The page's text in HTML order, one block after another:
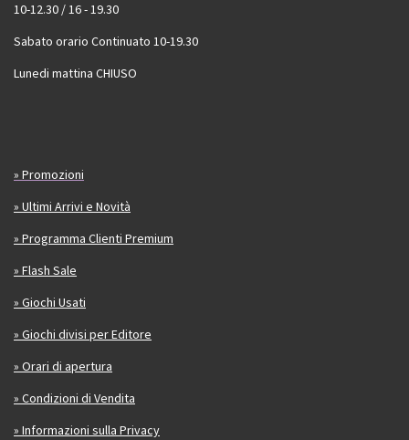
10-12.30 / 16 - 19.30
Sabato orario Continuato 10-19.30
Lunedi mattina CHIUSO
» Promozioni
» Ultimi Arrivi e Novità
» Programma Clienti Premium
» Flash Sale
» Giochi Usati
» Giochi divisi per Editore
» Orari di apertura
» Condizioni di Vendita
» Informazioni sulla Privacy